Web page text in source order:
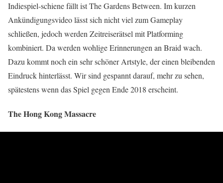
Indiespiel-schiene fällt ist The Gardens Between. Im kurzen
Ankündigungsvideo lässt sich nicht viel zum Gameplay
schließen, jedoch werden Zeitreiserätsel mit Platforming
kombiniert. Da werden wohlige Erinnerungen an Braid wach.
Dazu kommt noch ein sehr schöner Artstyle, der einen bleibenden
Eindruck hinterlässt. Wir sind gespannt darauf, mehr zu sehen,
spätestens wenn das Spiel gegen Ende 2018 erscheint.
The Hong Kong Massacre